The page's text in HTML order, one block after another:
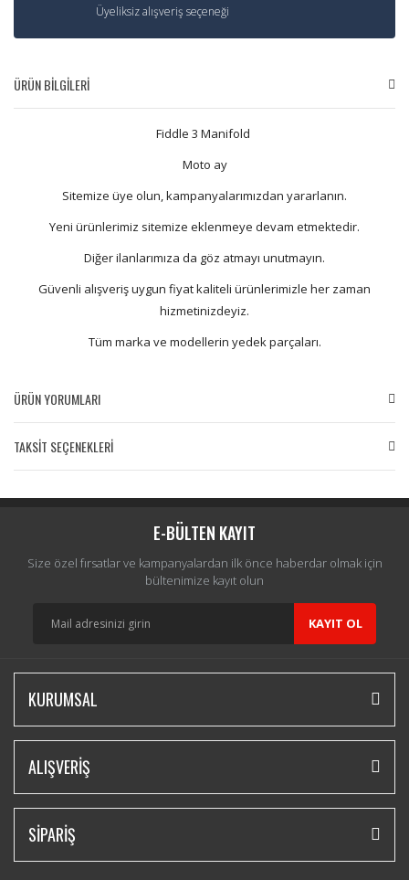
Üyeliksiz alışveriş seçeneği
ÜRÜN BİLGİLERİ
Fiddle 3 Manifold
Moto ay
Sitemize üye olun, kampanyalarımızdan yararlanın.
Yeni ürünlerimiz sitemize eklenmeye devam etmektedir.
Diğer ilanlarımıza da göz atmayı unutmayın.
Güvenli alışveriş uygun fiyat kaliteli ürünlerimizle her zaman
hizmetinizdeyiz.
Tüm marka ve modellerin yedek parçaları.
ÜRÜN YORUMLARI
Yorum Yaz
TAKSİT SEÇENEKLERİ
E-BÜLTEN KAYIT
Size özel fırsatlar ve kampanyalardan ilk önce haberdar olmak için
bültenimize kayıt olun
KAYIT OL
KURUMSAL
ALIŞVERİŞ
SİPARİŞ